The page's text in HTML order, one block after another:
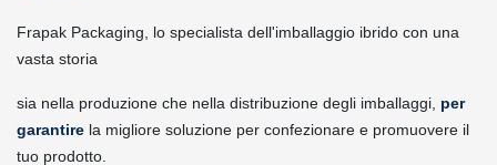
Frapak Packaging, lo specialista dell'imballaggio ibrido con una
vasta storia
sia nella produzione che nella distribuzione degli imballaggi, per
garantire la migliore soluzione per confezionare e promuovere il
tuo prodotto.